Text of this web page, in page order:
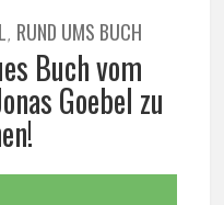
, RUND UMS BUCH
Buch vom
Goebel zu